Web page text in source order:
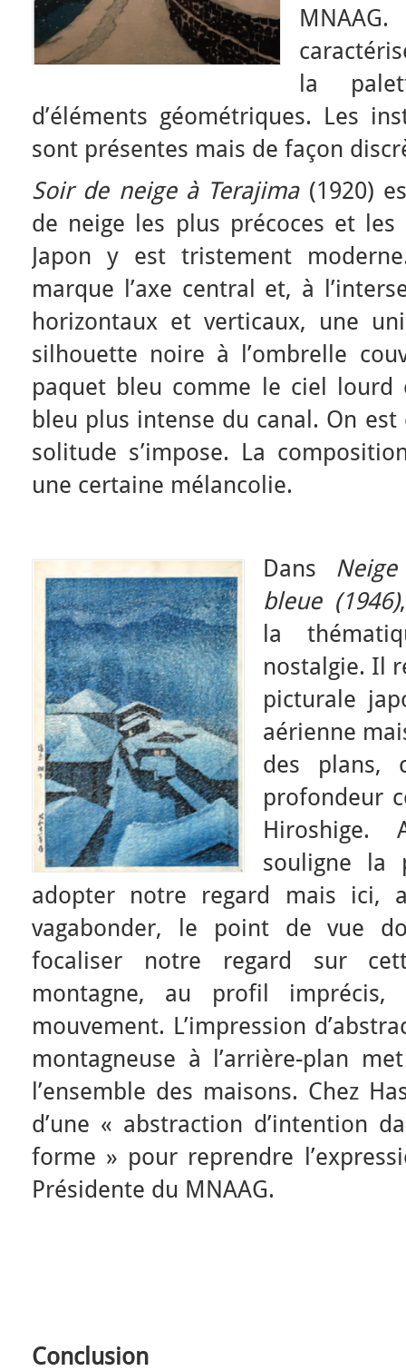
la
d’éléments géométriques. Les
sont présentes mais de façon
Soir de neige à Terajima(1920)
de neige les plus précoces et
Japon y est tristement
marque l’axe central et, à
horizontaux et verticaux, une
silhouette noire à l’ombrelle
paquet bleu comme le ciel lourd
bleu plus intense du canal. On
solitude s’impose. La
une certaine mélancolie.
Dans
bleue (1946)
la
nostalgie. Il
picturale
aérienne
des plans,
profondeur
souligne la
adopter notre regard mais ici,
vagabonder, le point de vue
focaliser notre regard sur
montagne, au profil
mouvement. L’impression
montagneuse à l’arrière-plan
l’ensemble des maisons. Chez
d’une « abstraction d’intention
forme » pour reprendre
Présidente du MNAAG.
Conclusion